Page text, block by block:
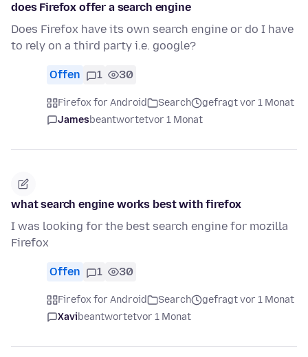
does Firefox offer a search engine
Does Firefox have its own search engine or do I have
to rely on a third party i.e. google?
Offen 1 30
Firefox for Android Search
gefragt vor 1 Monat
Jamesbeantwortetvor 1 Monat
what search engine works best with firefox
I was looking for the best search engine for mozilla
Firefox
Offen 1 30
Firefox for Android Search
gefragt vor 1 Monat
Xavibeantwortetvor 1 Monat